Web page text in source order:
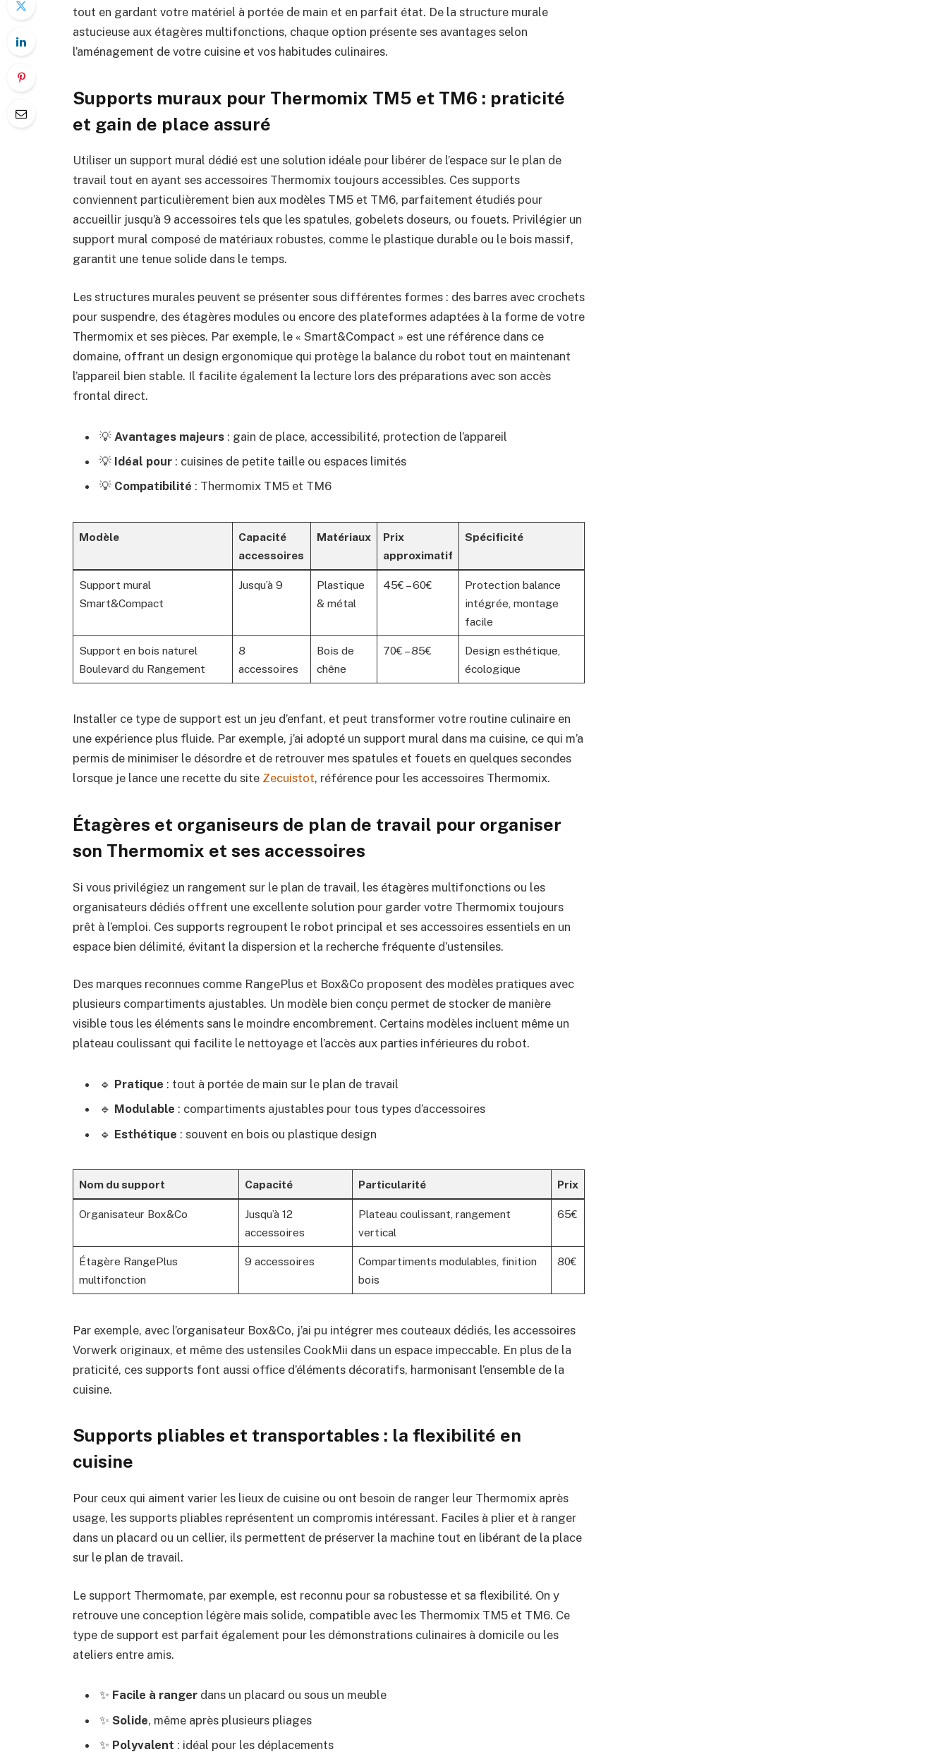
tout en gardant votre matériel à portée de main et en parfait état. De la structure murale
astucieuse aux étagères multifonctions, chaque option présente ses avantages selon
l’aménagement de votre cuisine et vos habitudes culinaires.
Supports muraux pour Thermomix TM5 et TM6 : praticité
et gain de place assuré
Utiliser un support mural dédié est une solution idéale pour libérer de l’espace sur le plan de
travail tout en ayant ses accessoires Thermomix toujours accessibles. Ces supports
conviennent particulièrement bien aux modèles TM5 et TM6, parfaitement étudiés pour
accueillir jusqu’à 9 accessoires tels que les spatules, gobelets doseurs, ou fouets. Privilégier un
support mural composé de matériaux robustes, comme le plastique durable ou le bois massif,
garantit une tenue solide dans le temps.
Les structures murales peuvent se présenter sous différentes formes : des barres avec crochets
pour suspendre, des étagères modules ou encore des plateformes adaptées à la forme de votre
Thermomix et ses pièces. Par exemple, le « Smart&Compact » est une référence dans ce
domaine, offrant un design ergonomique qui protège la balance du robot tout en maintenant
l’appareil bien stable. Il facilite également la lecture lors des préparations avec son accès
frontal direct.
💡 Avantages majeurs : gain de place, accessibilité, protection de l’appareil
💡 Idéal pour : cuisines de petite taille ou espaces limités
💡 Compatibilité : Thermomix TM5 et TM6
Modèle
Capacité
accessoires
Matériaux
Prix
approximatif
Spécificité
Support mural
Smart&Compact
Jusqu’à 9
Plastique
& métal
45€ – 60€
Protection balance
intégrée, montage
facile
Support en bois naturel
Boulevard du Rangement
8
accessoires
Bois de
chêne
70€ – 85€
Design esthétique,
écologique
Installer ce type de support est un jeu d’enfant, et peut transformer votre routine culinaire en
une expérience plus fluide. Par exemple, j’ai adopté un support mural dans ma cuisine, ce qui m’a
permis de minimiser le désordre et de retrouver mes spatules et fouets en quelques secondes
lorsque je lance une recette du site Zecuistot, référence pour les accessoires Thermomix.
Étagères et organiseurs de plan de travail pour organiser
son Thermomix et ses accessoires
Si vous privilégiez un rangement sur le plan de travail, les étagères multifonctions ou les
organisateurs dédiés offrent une excellente solution pour garder votre Thermomix toujours
prêt à l’emploi. Ces supports regroupent le robot principal et ses accessoires essentiels en un
espace bien délimité, évitant la dispersion et la recherche fréquente d’ustensiles.
Des marques reconnues comme RangePlus et Box&Co proposent des modèles pratiques avec
plusieurs compartiments ajustables. Un modèle bien conçu permet de stocker de manière
visible tous les éléments sans le moindre encombrement. Certains modèles incluent même un
plateau coulissant qui facilite le nettoyage et l’accès aux parties inférieures du robot.
🔹 Pratique : tout à portée de main sur le plan de travail
🔹 Modulable : compartiments ajustables pour tous types d’accessoires
🔹 Esthétique : souvent en bois ou plastique design
Nom du support Capacité Particularité Prix
Organisateur Box&Co
Jusqu’à 12
accessoires
Plateau coulissant, rangement
vertical
65€
Étagère RangePlus
multifonction
9 accessoires
Compartiments modulables, finition
bois
80€
Par exemple, avec l’organisateur Box&Co, j’ai pu intégrer mes couteaux dédiés, les accessoires
Vorwerk originaux, et même des ustensiles CookMii dans un espace impeccable. En plus de la
praticité, ces supports font aussi office d’éléments décoratifs, harmonisant l’ensemble de la
cuisine.
Supports pliables et transportables : la flexibilité en
cuisine
Pour ceux qui aiment varier les lieux de cuisine ou ont besoin de ranger leur Thermomix après
usage, les supports pliables représentent un compromis intéressant. Faciles à plier et à ranger
dans un placard ou un cellier, ils permettent de préserver la machine tout en libérant de la place
sur le plan de travail.
Le support Thermomate, par exemple, est reconnu pour sa robustesse et sa flexibilité. On y
retrouve une conception légère mais solide, compatible avec les Thermomix TM5 et TM6. Ce
type de support est parfait également pour les démonstrations culinaires à domicile ou les
ateliers entre amis.
✨ Facile à ranger dans un placard ou sous un meuble
✨ Solide, même après plusieurs pliages
✨ Polyvalent : idéal pour les déplacements